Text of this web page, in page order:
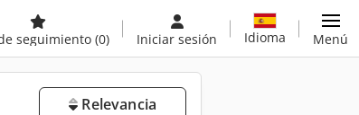
seguimiento (0) Iniciar sesión Idioma Menú
Relevancia